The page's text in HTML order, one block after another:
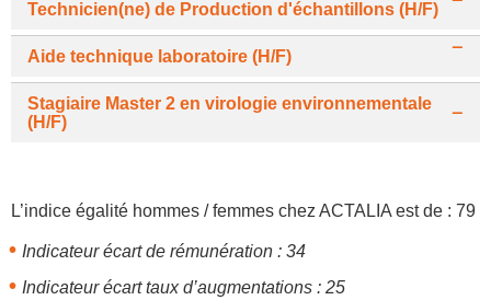
Technicien(ne) de Production d'échantillons (H/F)
Aide technique laboratoire (H/F)
Stagiaire Master 2 en virologie environnementale
(H/F)
L’indice égalité hommes / femmes chez ACTALIA est de : 79
Indicateur écart de rémunération : 34
Indicateur écart taux d’augmentations : 25